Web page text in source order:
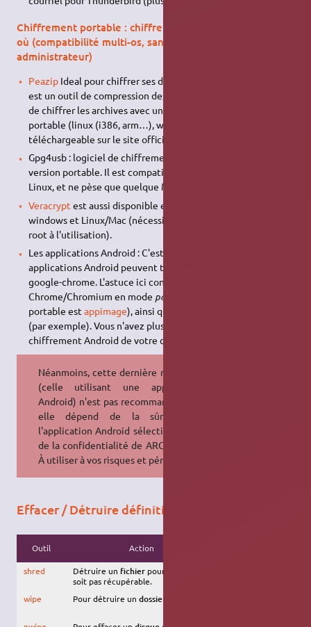
Chiffrement portable : chiffrer ses données n'importe
où (compatibilité multi-os, sans privilèges
administrateur)
PeazipIdeal pour chiffrer ses dossiers professionel. Peazip
est un outil de compression des données, mais qui permet
de chiffrer les archives avec une clé AES-256 bit. Les versions
portable (linux (i386, arm…), windows et Mac) sont
téléchargeable sur le site officiel.
Gpg4usb : logiciel de chiffrement basé sur
version portable. Il est compatible avec Windows, Mac, et
Linux, et ne pèse que quelque Mo. Un incontournable.
Veracrypt est aussi disponible en mode portable pour
windows et Linux/Mac (nécessite possiblement les droit
root à l'utilisation).
Les applications Android : C'est du bricolage, mais les
applications Android peuvent tourner dans
google-chrome. L'astuce ici consiste à télécharger
Chrome/Chromium en mode portable
portable est appimage), ainsi que l'extension ARC-Welder
(par exemple). Vous n'avez plus qu'à utiliser l'application de
chiffrement Android de votre choix, n'importe où.
Néanmoins, cette dernière méthode
(celle utilisant une application
Android) n'est pas recommandée car
elle dépend de la sûreté de
l'application Android sélectionné, et
de la confidentialité de ARC-Welder.
À utiliser à vos risques et périls.
Effacer / Détruire définitivement un fichier
Outil Action
shred
Détruire un fichier pour qu'il ne
soit pas récupérable.
wipe
Pour détruire undossier